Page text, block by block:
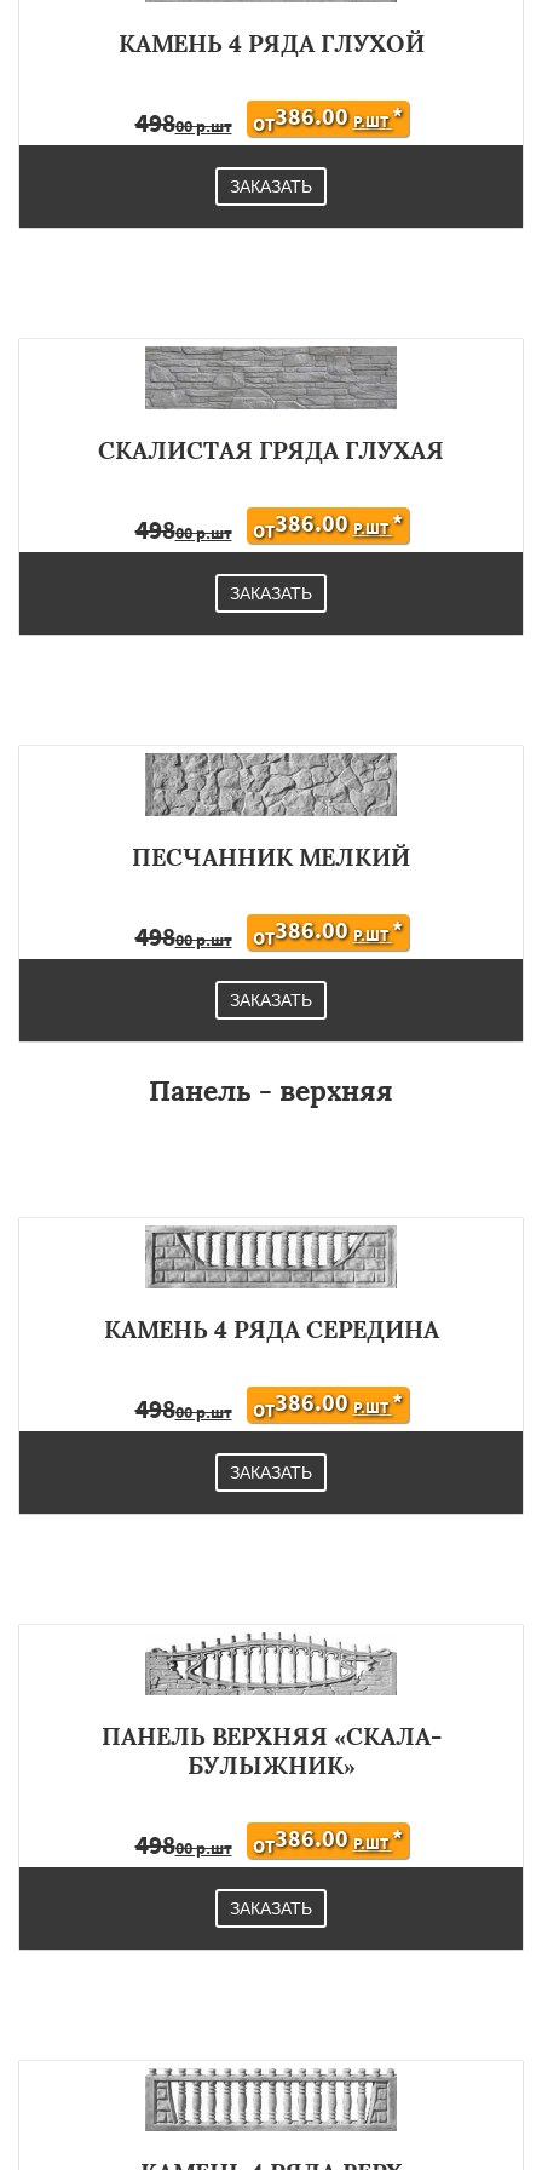
КАМЕНЬ 4 РЯДА ГЛУХОЙ
49800 р.шт ОТ386.00 Р.ШТ*
ЗАКАЗАТЬ
СКАЛИСТАЯ ГРЯДА ГЛУХАЯ
49800 р.шт ОТ386.00 Р.ШТ*
ЗАКАЗАТЬ
ПЕСЧАННИК МЕЛКИЙ
49800 р.шт ОТ386.00 Р.ШТ*
ЗАКАЗАТЬ
Панель - верхняя
КАМЕНЬ 4 РЯДА СЕРЕДИНА
49800 р.шт ОТ386.00 Р.ШТ*
ЗАКАЗАТЬ
ПАНЕЛЬ ВЕРХНЯЯ «СКАЛА-
БУЛЫЖНИК»
49800 р.шт ОТ386.00 Р.ШТ*
ЗАКАЗАТЬ